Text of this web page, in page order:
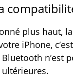
plus haut,
iPhone,
Bluetooth